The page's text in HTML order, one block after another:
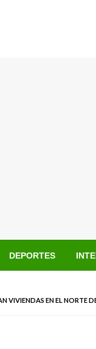
DEPORTES
VIVIENDAS EN EL NORTE